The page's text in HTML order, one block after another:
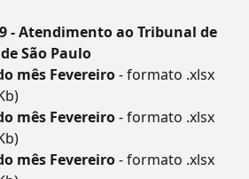
- Atendimento ao Tribunal de
São Paulo
mês Fevereiro- formato .xlsx
mês Fevereiro- formato .xlsx
mês Fevereiro- formato .xlsx